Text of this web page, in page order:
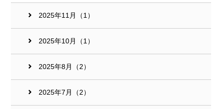
2025年11月（1）
2025年10月（1）
2025年8月（2）
2025年7月（2）